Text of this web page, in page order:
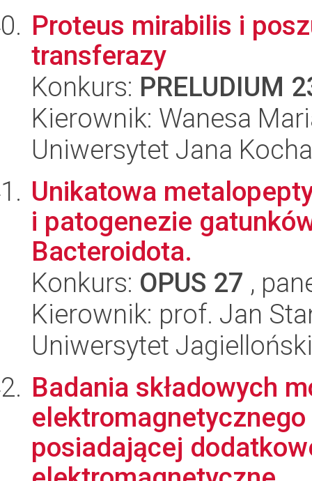
Proteus mirabilis i
transferazy
Konkurs: PRELUDIUM
Kierownik: Wanesa
Uniwersytet Jana
Unikatowa
i patogenezie
Bacteroidota.
Konkurs: OPUS 27 ,
Kierownik: prof. Jan
Uniwersytet Jagielloński
Badania składowych
posiadającej